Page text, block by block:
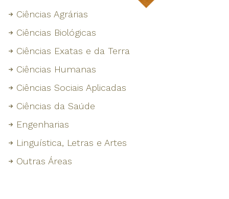
Ciências Agrárias
Ciências Biológicas
Ciências Exatas e da Terra
Ciências Humanas
Ciências Sociais Aplicadas
Ciências da Saúde
Engenharias
Linguística, Letras e Artes
Outras Áreas